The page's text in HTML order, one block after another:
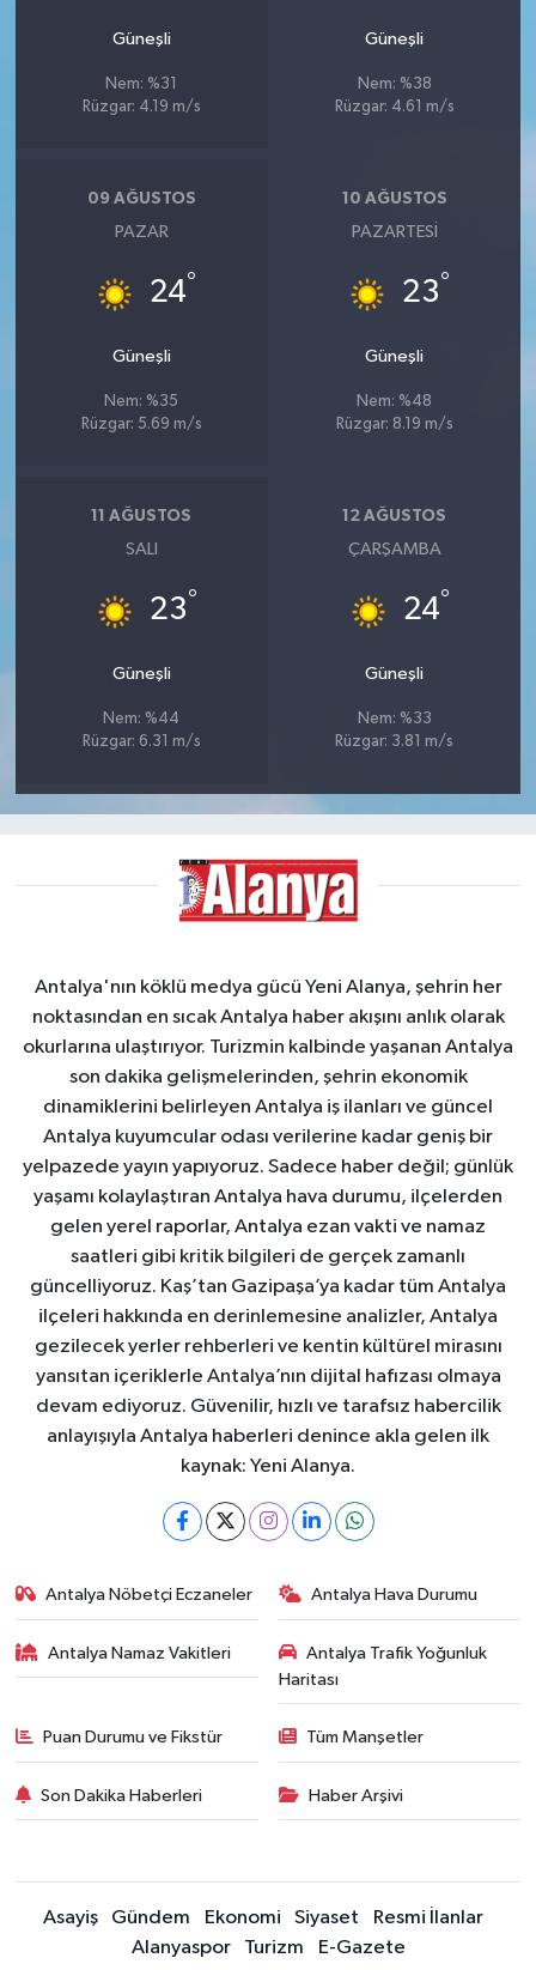
Güneşli
Nem: %31
Rüzgar: 4.19 m/s
Güneşli
Nem: %38
Rüzgar: 4.61 m/s
09 AĞUSTOS
PAZAR
24°
Güneşli
Nem: %35
Rüzgar: 5.69 m/s
10 AĞUSTOS
PAZARTESI
23°
Güneşli
Nem: %48
Rüzgar: 8.19 m/s
11 AĞUSTOS
SALI
23°
Güneşli
Nem: %44
Rüzgar: 6.31 m/s
12 AĞUSTOS
ÇARŞAMBA
24°
Güneşli
Nem: %33
Rüzgar: 3.81 m/s
Antalya'nın köklü medya gücü Yeni Alanya, şehrin her
noktasından en sıcak Antalya haber akışını anlık olarak
okurlarına ulaştırıyor. Turizmin kalbinde yaşanan Antalya
son dakika gelişmelerinden, şehrin ekonomik
dinamiklerini belirleyen Antalya iş ilanları ve güncel
Antalya kuyumcular odası verilerine kadar geniş bir
yelpazede yayın yapıyoruz. Sadece haber değil; günlük
yaşamı kolaylaştıran Antalya hava durumu, ilçelerden
gelen yerel raporlar, Antalya ezan vakti ve namaz
saatleri gibi kritik bilgileri de gerçek zamanlı
güncelliyoruz. Kaş’tan Gazipaşa’ya kadar tüm Antalya
ilçeleri hakkında en derinlemesine analizler, Antalya
gezilecek yerler rehberleri ve kentin kültürel mirasını
yansıtan içeriklerle Antalya’nın dijital hafızası olmaya
devam ediyoruz. Güvenilir, hızlı ve tarafsız habercilik
anlayışıyla Antalya haberleri denince akla gelen ilk
kaynak: Yeni Alanya.
Antalya Nöbetçi Eczaneler Antalya Hava Durumu
Antalya Namaz Vakitleri
Antalya Trafik Yoğunluk
Haritası
Puan Durumu ve Fikstür Tüm Manşetler
Son Dakika Haberleri Haber Arşivi
Asayiş Gündem Ekonomi Siyaset
Resmi İlanlar
Alanyaspor
Turizm E-Gazete